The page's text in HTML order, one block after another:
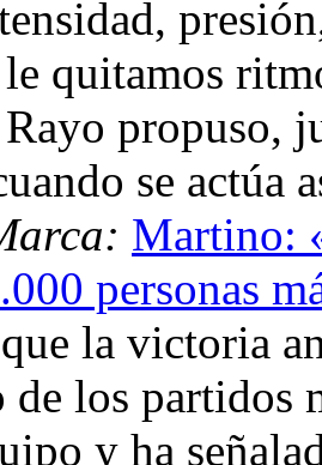
quitamos
propuso,
se
Martino:
personas
la victoria
de los partidos
y ha